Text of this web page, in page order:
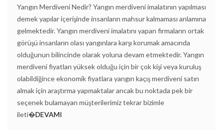
Yangın Merdiveni Nedir? Yangın merdiveni imalatının yapılması
demek yapılar içerişinde insanların mahsur kalmaması anlamına
gelmektedir. Yangın merdiveni imalatını yapan firmaların ortak
görüşü insanların olası yangınlara karşı korumak amacında
olduğunun bilincinde olarak yoluna devam etmektedir. Yangın
merdiveni fiyatları yüksek olduğu için bir çok kişi veya kuruluş
olabildiğince ekonomik fiyatlara yangın kaçış merdiveni satın
almak için araştırma yapmaktalar ancak bu noktada pek bir
seçenek bulamayan müşterilerimiz tekrar bizimle
ileti�DEVAMI